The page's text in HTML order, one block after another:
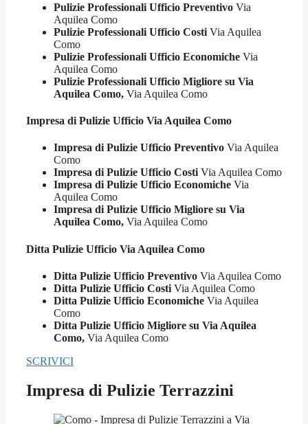
Pulizie Professionali Ufficio Preventivo Via
Aquilea Como
Pulizie Professionali Ufficio Costi Via Aquilea
Como
Pulizie Professionali Ufficio Economiche Via
Aquilea Como
Pulizie Professionali Ufficio Migliore su Via
Aquilea Como, Via Aquilea Como
Impresa di Pulizie Ufficio Via Aquilea Como
Impresa di Pulizie Ufficio Preventivo Via Aquilea
Como
Impresa di Pulizie Ufficio Costi Via Aquilea Como
Impresa di Pulizie Ufficio Economiche Via
Aquilea Como
Impresa di Pulizie Ufficio Migliore su Via
Aquilea Como, Via Aquilea Como
Ditta Pulizie Ufficio Via Aquilea Como
Ditta Pulizie Ufficio Preventivo Via Aquilea Como
Ditta Pulizie Ufficio Costi Via Aquilea Como
Ditta Pulizie Ufficio Economiche Via Aquilea
Como
Ditta Pulizie Ufficio Migliore su Via Aquilea
Como, Via Aquilea Como
SCRIVICI
Impresa di Pulizie Terrazzini